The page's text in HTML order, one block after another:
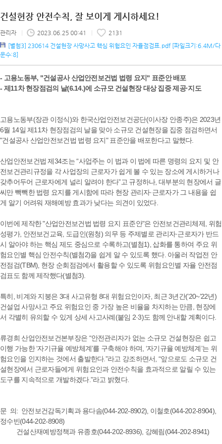
건설현장 안전수칙, 잘 보이게 게시하세요!
관리자 2023.06.25 00:41
2131
[별첨3] 230614 건설현장 사망사고 핵심 위험요인 자율점검표.pdf [파일크기:6.4M/다
운수:8]
- 고용노동부, "건설공사 산업안전보건법 법령 요지" 표준안 배포
- 제11차 현장점검의 날(6.14.)에 소규모 건설현장 대상 집중 제공·지도
고용노동부(장관 이정식)와 한국산업안전보건공단(이사장 안종주)은 2023년
6월 14일 제11차 현장점검의 날을 맞아 소규모 건설현장을 집중 점검하면서
"건설공사 산업안전보건법 법령 요지" 표준안을 배포한다고 말했다.
산업안전보건법 제34조는 “사업주는 이 법과 이 법에 따른 명령의 요지 및 안
전보건관리규정을 각 사업장의 근로자가 쉽게 볼 수 있는 장소에 게시하거나
갖추어두어 근로자에게 널리 알려야 한다”고 규정하나, 대부분의 현장에서 글
씨만 빽빽한 법령 요지를 게시함에 따라 현장 관리자·근로자가 그 내용을 쉽
게 알기 어려워 재해예방 효과가 낮다는 의견이 있었다.
이번에 제작한 "산업안전보건법 법령 요지 표준안"은 안전보건관리체제, 위험
성평가, 안전보건교육, 도급인(원청) 의무 등 주제별로 관리자·근로자가 반드
시 알아야 하는 핵심 제도 중심으로 수록하고(별첨1), 삽화를 통하여 주요 위
험요인별 핵심 안전수칙(별첨2)을 쉽게 알 수 있도록 했다. 아울러 작업전 안
전점검(TBM), 현장 순회점검에서 활용할 수 있도록 위험요인별 자율 안전점
검표도 함께 제작했다(별첨3).
특히, 비계와 지붕은 3대 사고유형 8대 위험요인이자, 최근 3년간(’20~’22년)
건설업 사망사고 주요 위험요인 중 가장 높은 비율을 차지하는 만큼, 현장에
서 각별히 유의할 수 있게 상세 사고사례(붙임 2·3)도 함께 안내할 계획이다.
류경희 산업안전보건본부장은 “안전관리자가 없는 소규모 건설현장은 쉽고
이행 가능한 ‘자기규율 예방체계’를 구축해야 하며, ‘자기규율 예방체계’는 위
험요인을 인지하는 것에서 출발한다.”라고 강조하면서, “앞으로도 소규모 건
설현장에서 근로자들에게 위험요인과 안전수칙을 효과적으로 알릴 수 있는
도구를 지속적으로 개발하겠다.”라고 밝혔다.
문 의: 안전보건감독기획과 용다솜(044-202-8902), 이철호(044-202-8904),
정수빈(044-202-8908)
건설산재예방정책과 유종호(044-202-8936), 강혜림(044-202-8941)